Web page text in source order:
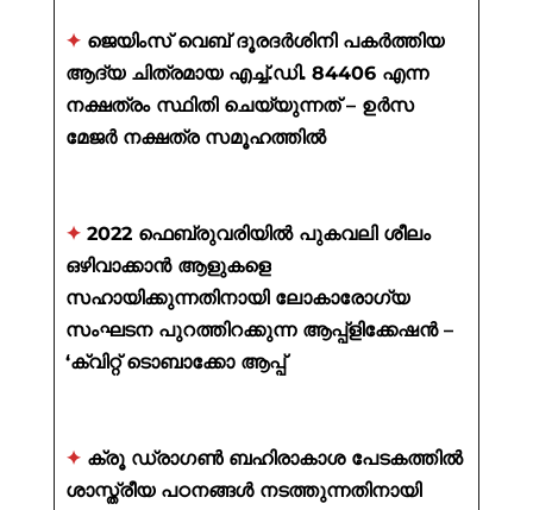
✦ ജെയിംസ് വെബ് ദൂരദർശിനി പകർത്തിയ
ആദ്യ ചിത്രമായ എച്ച്.ഡി. 84406 എന്ന
നക്ഷത്രം സ്ഥിതി ചെയ്യുന്നത് – ഉർസ
മേജർ നക്ഷത്ര സമൂഹത്തിൽ
✦ 2022 ഫെബ്രുവരിയിൽ പുകവലി ശീലം
ഒഴിവാക്കാൻ ആളുകളെ
സഹായിക്കുന്നതിനായി ലോകാരോഗ്യ
സംഘടന പുറത്തിറക്കുന്ന ആപ്പ്ളിക്കേഷൻ –
‘ക്വിറ്റ് ടൊബാക്കോ ആപ്പ്
✦ ക്രൂ ഡ്രാഗൺ ബഹിരാകാശ പേടകത്തിൽ
ശാസ്ത്രീയ പഠനങ്ങൾ നടത്തുന്നതിനായി